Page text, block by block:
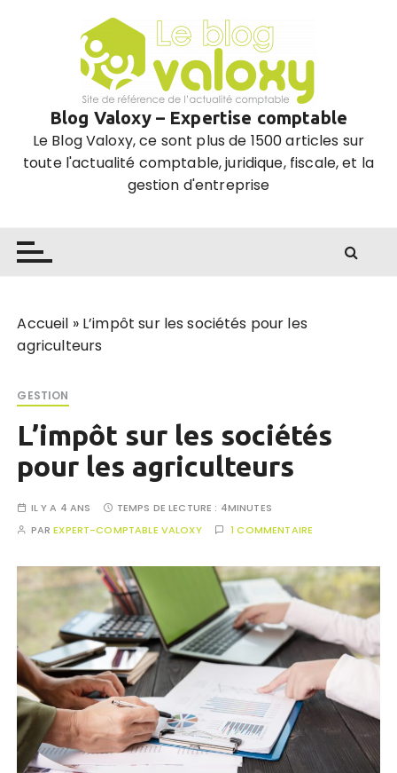
Blog Valoxy – Expertise comptable
Le Blog Valoxy, ce sont plus de 1500 articles sur
toute l'actualité comptable, juridique, fiscale, et la
gestion d'entreprise
Accueil » L’impôt sur les sociétés pour les
agriculteurs
GESTION
L’impôt sur les sociétés
pour les agriculteurs
IL Y A 4 ANS TEMPS DE LECTURE : 4MINUTES
PAREXPERT-COMPTABLE VALOXY 1 COMMENTAIRE